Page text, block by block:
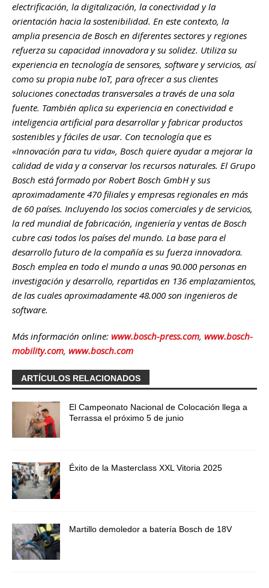
electrificación, la digitalización, la conectividad y la
orientación hacia la sostenibilidad. En este contexto, la
amplia presencia de Bosch en diferentes sectores y regiones
refuerza su capacidad innovadora y su solidez. Utiliza su
experiencia en tecnología de sensores, software y servicios, así
como su propia nube IoT, para ofrecer a sus clientes
soluciones conectadas transversales a través de una sola
fuente. También aplica su experiencia en conectividad e
inteligencia artificial para desarrollar y fabricar productos
sostenibles y fáciles de usar. Con tecnología que es
«Innovación para tu vida», Bosch quiere ayudar a mejorar la
calidad de vida y a conservar los recursos naturales. El Grupo
Bosch está formado por Robert Bosch GmbH y sus
aproximadamente 470 filiales y empresas regionales en más
de 60 países. Incluyendo los socios comerciales y de servicios,
la red mundial de fabricación, ingeniería y ventas de Bosch
cubre casi todos los países del mundo. La base para el
desarrollo futuro de la compañía es su fuerza innovadora.
Bosch emplea en todo el mundo a unas 90.000 personas en
investigación y desarrollo, repartidas en 136 emplazamientos,
de las cuales aproximadamente 48.000 son ingenieros de
software.
Más información online: www.bosch-press.com, www.bosch-
mobility.com, www.bosch.com
ARTÍCULOS RELACIONADOS
El Campeonato Nacional de Colocación llega a
Terrassa el próximo 5 de junio
Éxito de la Masterclass XXL Vitoria 2025
Martillo demoledor a batería Bosch de 18V